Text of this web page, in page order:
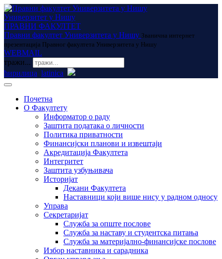
Универзитет у Нишу
ПРАВНИ ФАКУЛТЕТ
Правни факултет Универзитета у Нишу Званична интернет
презентација Правног факултета Универзитета у Нишу
WEBMAIL
тражи...
ћирилица latinica
Почетна
О Факултету
Информатор о раду
Заштита података о личности
Политика приватности
Финансијски планови и извештаји
Акредитација Факултета
Интегритет
Заштита узбуњивача
Историјат
Декани Факултета
Наставници који више нису у радном односу
Управа
Секретаријат
Служба за опште послове
Служба за наставу и студентска питања
Служба за материјално-финансијске послове
Избор наставника и сарадника